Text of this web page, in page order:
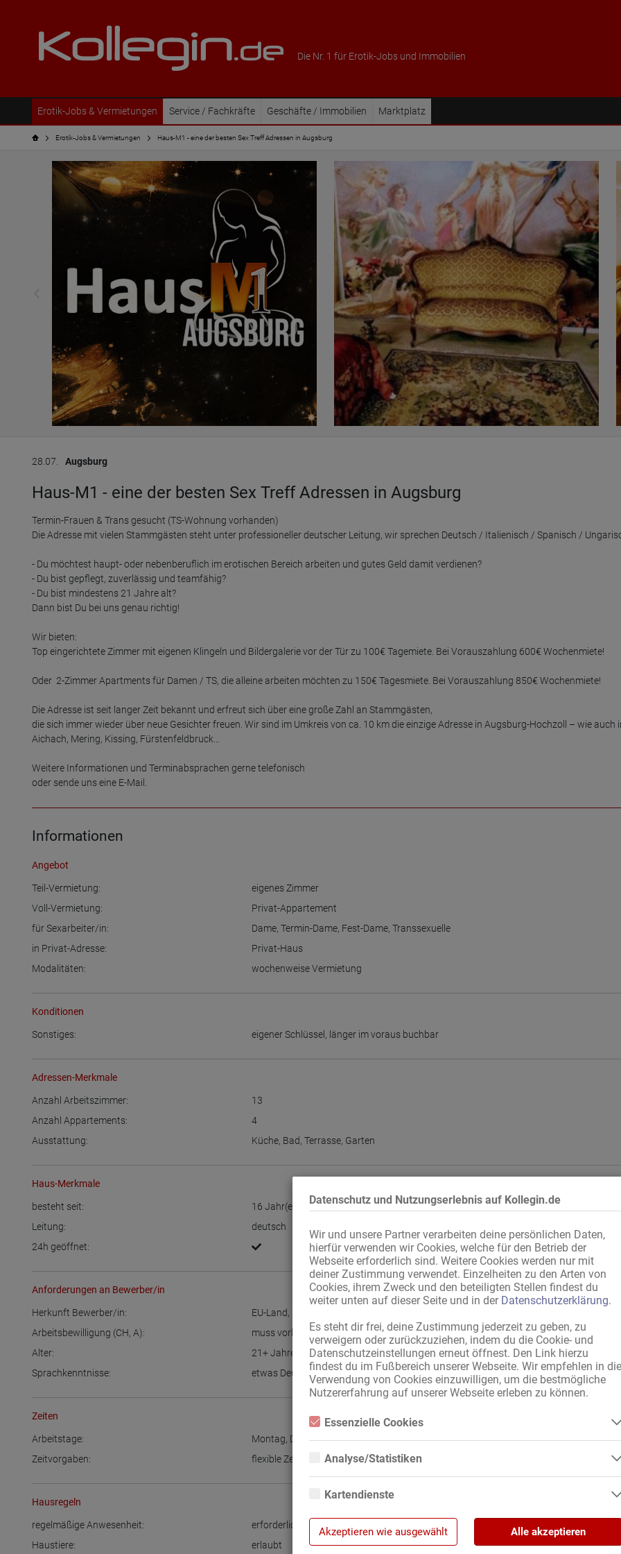
Datenschutz und Nutzungserlebnis auf Kollegin.de
Wir und unsere Partner verarbeiten deine persönlichen Daten,
hierfür verwenden wir Cookies, welche für den Betrieb der
Webseite erforderlich sind. Weitere Cookies werden nur mit
deiner Zustimmung verwendet. Einzelheiten zu den Arten von
Cookies, ihrem Zweck und den beteiligten Stellen findest du
weiter unten auf dieser Seite und in der Datenschutzerklärung.
Es steht dir frei, deine Zustimmung jederzeit zu geben, zu
verweigern oder zurückzuziehen, indem du die Cookie- und
Datenschutzeinstellungen erneut öffnest. Den Link hierzu
findest du im Fußbereich unserer Webseite. Wir empfehlen in die
Verwendung von Cookies einzuwilligen, um die bestmögliche
Nutzererfahrung auf unserer Webseite erleben zu können.
Essenzielle Cookies
Essenzielle Cookies sind alle notwendigen Cookies, die für den Betrieb der
Webseite kann ohne diese Cookies nicht richtig funktionieren.
Analyse/Statistiken
Analyse- bzw. Statistikcookies sind Cookies, die der Analyse der
Zugriffsstatistiken dienen. Sie helfen den Webseiten-Besitzern zu
Informationen anonym gesammelt und gemeldet werden.
Google Analytics
Kartendienste
Wenn Sie Google Maps auf unserer Webseite nutzen, können
Informationen über Ihre Benutzung dieser Seite sowie Ihre IP-Adresse an
Akzeptieren wie ausgewählt Alle akzeptieren
Die Nr. 1 für Erotik-Jobs und Immobilien
Erotik-Jobs & Vermietungen Service / Fachkräfte Geschäfte / Immobilien Marktplatz
Erotik-Jobs & Vermietungen Haus-M1 - eine der besten Sex Treff Adressen in Augsburg
28.07. Augsburg
Haus-M1 - eine der besten Sex Treff Adressen in Augsburg
Termin-Frauen & Trans gesucht (TS-Wohnung vorhanden)
Die Adresse mit vielen Stammgästen steht unter professioneller deutscher Leitung, wir sprechen Deutsch / Italienisch / Spanisch /
- Du möchtest haupt- oder nebenberuflich im erotischen Bereich arbeiten und gutes Geld damit verdienen?
- Du bist gepflegt, zuverlässig und teamfähig?
- Du bist mindestens 21 Jahre alt?
Dann bist Du bei uns genau richtig!
Wir bieten:
Top eingerichtete Zimmer mit eigenen Klingeln und Bildergalerie vor der Tür zu 100€ Tagemiete. Bei Vorauszahlung 600€ Wochenmiete!
Oder  2-Zimmer Apartments für Damen / TS, die alleine arbeiten möchten zu 150€ Tagesmiete. Bei Vorauszahlung 850€ Wochenmiete!
Die Adresse ist seit langer Zeit bekannt und erfreut sich über eine große Zahl an Stammgästen,
die sich immer wieder über neue Gesichter freuen. Wir sind im Umkreis von ca. 10 km die einzige Adresse in Augsburg-Hochzoll – wie auch
Aichach, Mering, Kissing, Fürstenfeldbruck...
Weitere Informationen und Terminabsprachen gerne telefonisch
oder sende uns eine E-Mail.
Informationen
Angebot
Teil-Vermietung:
eigenes Zimmer
Voll-Vermietung:
Privat-Appartement
für Sexarbeiter/in:
Dame,Termin-Dame, Fest-Dame,Transsexuelle
in Privat-Adresse:
Privat-Haus
Modalitäten:
wochenweise Vermietung
Konditionen
Sonstiges: eigener Schlüssel , länger im voraus buchbar
Adressen-Merkmale
Anzahl Arbeitszimmer:
13
Anzahl Appartements:
4
Ausstattung:
Küche, Bad,Terrasse, Garten
Haus-Merkmale
besteht seit: 16 Jahr(en)
Leitung:
deutsch
24h geöffnet:
Anforderungen an Bewerber/in
Herkunft Bewerber/in: EU-Land
Arbeitsbewilligung (CH, A):
muss vorliegen
Alter:
21+Jahre
Sprachkenntnisse:
etwas Deutsch
Zeiten
Arbeitstage: Montag, Dienstag,Mittwoch,Donnerstag,Freitag,Samstag,Sonntag
Zeitvorgaben:
flexible Zeiteinteilung
Hausregeln
regelmäßige Anwesenheit:
erforderlich
Haustiere:
erlaubt